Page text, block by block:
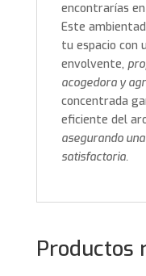
encontrarías
Este
tu espacio con
envolvente,
acogedora y
concentrada
eficiente del
asegurando
satisfactoria.
Productos